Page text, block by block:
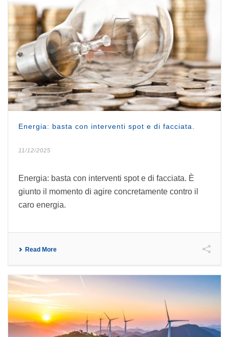
Energia: basta con interventi spot e di facciata.
11/12/2025
Energia: basta con interventi spot e di facciata. È
giunto il momento di agire concretamente contro il
caro energia.
Read More